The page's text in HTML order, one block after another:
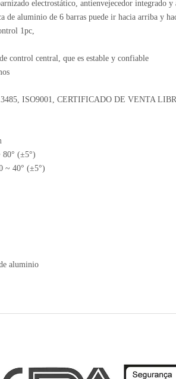
electrostático, antienvejecedor integrado y
de aluminio de 6 barras puede ir hacia arriba y
1pc,
control central, que es estable y confiable
ISO9001, CERTIFICADO DE VENTA
80° (±5°)
~ 40° (±5°)
aluminio